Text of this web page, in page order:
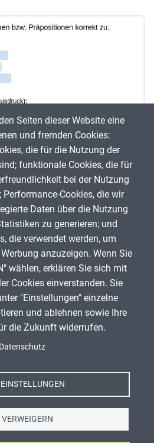
übersetzen
Frauke Tombült
ANZEIGE
Spenden
Impressum
Seiten dieser Website eine
und fremden Cookies:
die für die Nutzung der
funktionale Cookies, die für
bei der Nutzung
Performance-Cookies, die wir
Daten über die Nutzung
zu generieren; und
die verwendet werden, um
anzuzeigen. Wenn Sie
wählen, erklären Sie sich mit
Cookies einverstanden. Sie
"Einstellungen" einzelne
und ablehnen sowie Ihre
die Zukunft widerrufen.
Datenschutz